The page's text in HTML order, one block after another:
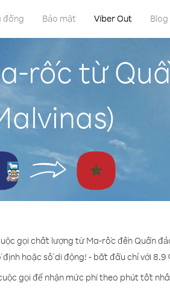
đồng Bảo mật Viber Out Blog
rốc từ
gọi chất lượng từ Ma-rốc đến Quần
hoặc số di động! - bắt đầu chỉ với 8.9
gọi để nhận mức phí theo phút tốt